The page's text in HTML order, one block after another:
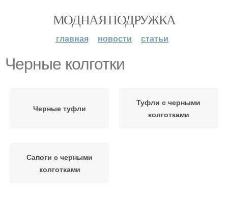
МОДНАЯ ПОДРУЖКА
главная новости статьи
Черные колготки
Черные туфли
Туфли с черными
колготками
Сапоги с черными
колготками